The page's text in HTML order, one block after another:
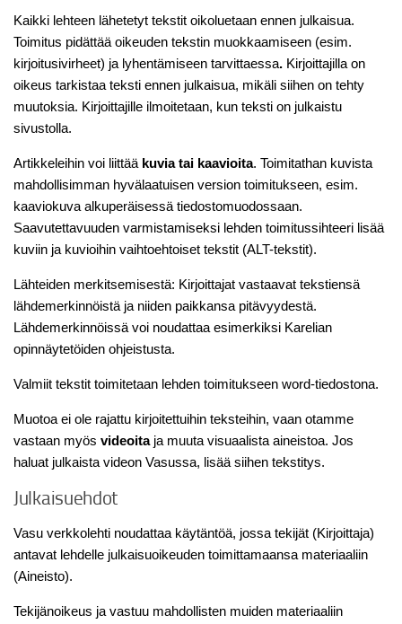
Kaikki lehteen lähetetyt tekstit oikoluetaan ennen julkaisua.
Toimitus pidättää oikeuden tekstin muokkaamiseen (esim.
kirjoitusivirheet) ja lyhentämiseen tarvittaessa. Kirjoittajilla on
oikeus tarkistaa teksti ennen julkaisua, mikäli siihen on tehty
muutoksia. Kirjoittajille ilmoitetaan, kun teksti on julkaistu
sivustolla.
Artikkeleihin voi liittää kuvia tai kaavioita. Toimitathan kuvista
mahdollisimman hyvälaatuisen version toimitukseen, esim.
kaaviokuva alkuperäisessä tiedostomuodossaan.
Saavutettavuuden varmistamiseksi lehden toimitussihteeri lisää
kuviin ja kuvioihin vaihtoehtoiset tekstit (ALT-tekstit).
Lähteiden merkitsemisestä: Kirjoittajat vastaavat tekstiensä
lähdemerkinnöistä ja niiden paikkansa pitävyydestä.
Lähdemerkinnöissä voi noudattaa esimerkiksi Karelian
opinnäytetöiden ohjeistusta.
Valmiit tekstit toimitetaan lehden toimitukseen word-tiedostona.
Muotoa ei ole rajattu kirjoitettuihin teksteihin, vaan otamme
vastaan myös videoitaja muuta visuaalista aineistoa. Jos
haluat julkaista videon Vasussa, lisää siihen tekstitys.
Julkaisuehdot
Vasu verkkolehti noudattaa käytäntöä, jossa tekijät (Kirjoittaja)
antavat lehdelle julkaisuoikeuden toimittamaansa materiaaliin
(Aineisto).
Tekijänoikeus ja vastuu mahdollisten muiden materiaaliin